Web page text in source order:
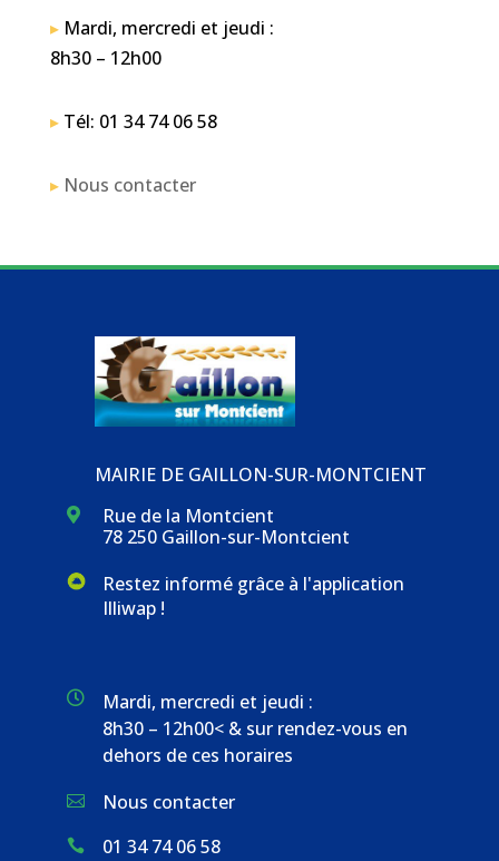
▸Mardi, mercredi et jeudi :
8h30 – 12h00
▸Tél: 01 34 74 06 58
▸ Nous contacter
MAIRIE DE GAILLON-SUR-MONTCIENT

Rue de la Montcient
78 250 Gaillon-sur-Montcient
Restez informé grâce à l'application
Illiwap !

Mardi, mercredi et jeudi :
8h30 – 12h00< & sur rendez-vous en
dehors de ces horaires
 Nous contacter
 01 34 74 06 58